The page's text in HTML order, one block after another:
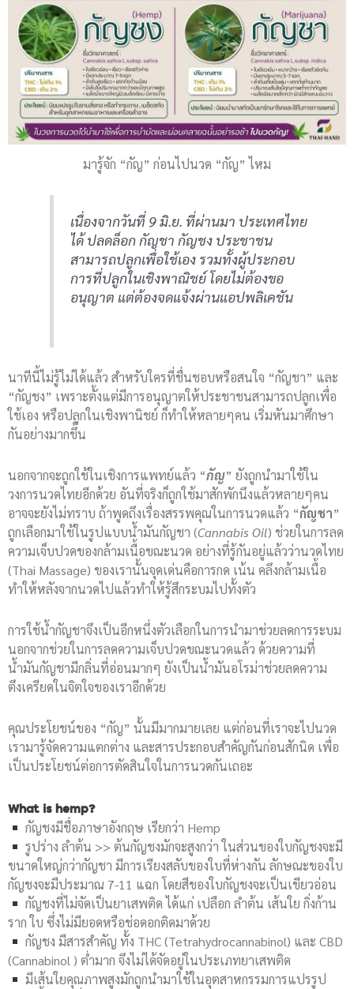
มารู้จัก “กัญ” ก่อนไปนวด “กัญ” ไหม
เนื่องจากวันที่ 9 มิ.ย. ที่ผ่านมา ประเทศไทย
ได้ ปลดล็อก กัญชา กัญชง ประชาชน
สามารถปลูกเพื่อใช้เอง รวมทั้งผู้ประกอบ
การที่ปลูกในเชิงพาณิชย์ โดยไม่ต้องขอ
อนุญาต แต่ต้องจดแจ้งผ่านแอปพลิเคชัน
นาทีนี้ไม่รู้ไม่ได้แล้ว สำหรับใครที่ชื่นชอบหรือสนใจ “กัญชา” และ
“กัญชง” เพราะตั้งแต่มีการอนุญาตให้ประชาชนสามารถปลูกเพื่อ
ใช้เอง หรือปลูกในเชิงพานิชย์ ก็ทำให้หลายๆคน เริ่มหันมาศึกษา
กันอย่างมากขึ้น
นอกจากจะถูกใช้ในเชิงการแพทย์แล้ว “กัญ” ยังถูกนำมาใช้ใน
วงการนวดไทยอีกด้วย อันที่จริงก็ถูกใช้มาสักพักนึงแล้วหลายๆคน
อาจจะยังไม่ทราบ ถ้าพูดถึงเรื่องสรรพคุณในการนวดแล้ว “กัญชา”
ถูกเลือกมาใช้ในรูปแบบน้ำมันกัญชา (Cannabis Oil) ช่วยในการลด
ความเจ็บปวดของกล้ามเนื้อขณะนวด อย่างที่รู้กันอยู่แล้วว่านวดไทย
(Thai Massage) ของเรานั้นจุดเด่นคือการกด เน้น คลึงกล้ามเนื้อ
ทำให้หลังจากนวดไปแล้วทำให้รู้สึกระบมไปทั้งตัว
การใช้น้ำกัญชาจึงเป็นอีกหนึ่งตัวเลือกในการนำมาช่วยลดการระบม
นอกจากช่วยในการลดความเจ็บปวดขณะนวดแล้ว ด้วยความที่
น้ำมันกัญชามีกลิ่นที่อ่อนมากๆ ยังเป็นน้ำมันอโรม่าช่วยลดความ
ตึงเครียดในจิตใจของเราอีกด้วย
คุณประโยชน์ของ “กัญ” นั้นมีมากมายเลย แต่ก่อนที่เราจะไปนวด
เรามารู้จัดความแตกต่าง และสารประกอบสำคัญกันก่อนสักนิด เพื่อ
เป็นประโยชน์ต่อการตัดสินใจในการนวดกันเถอะ
What is hemp?
กัญชงมีชื่อภาษาอังกฤษ เรียกว่า Hemp
รูปร่าง ลำต้น >> ต้นกัญชงมักจะสูงกว่า ในส่วนของใบกัญชงจะมี
ขนาดใหญ่กว่ากัญชา มีการเรียงสลับของใบที่ห่างกัน ลักษณะของใบ
กัญชงจะมีประมาณ 7-11 แฉก โดยสีของใบกัญชงจะเป็นเขียวอ่อน
กัญชงที่ไม่จัดเป็นยาเสพติด ได้แก่ เปลือก ลำต้น เส้นใย กิ่งก้าน
ราก ใบ ซึ่งไม่มียอดหรือช่อดอกติดมาด้วย
กัญชง มีสารสำคัญ ทั้ง THC (Tetrahydrocannabinol) และ CBD
(Cannabinol ) ต่ำมาก จึงไม่ได้จัดอยู่ในประเภทยาเสพติด
มีเส้นใยคุณภาพสูงมักถูกนำมาใช้ในอุตสาหกรรมการแปรรูป